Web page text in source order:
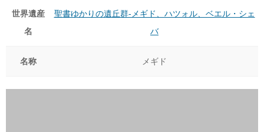
世界遺産
名
聖書ゆかりの遺丘群-メギド、ハツォル、ベエル・シェ
バ
名称 メギド